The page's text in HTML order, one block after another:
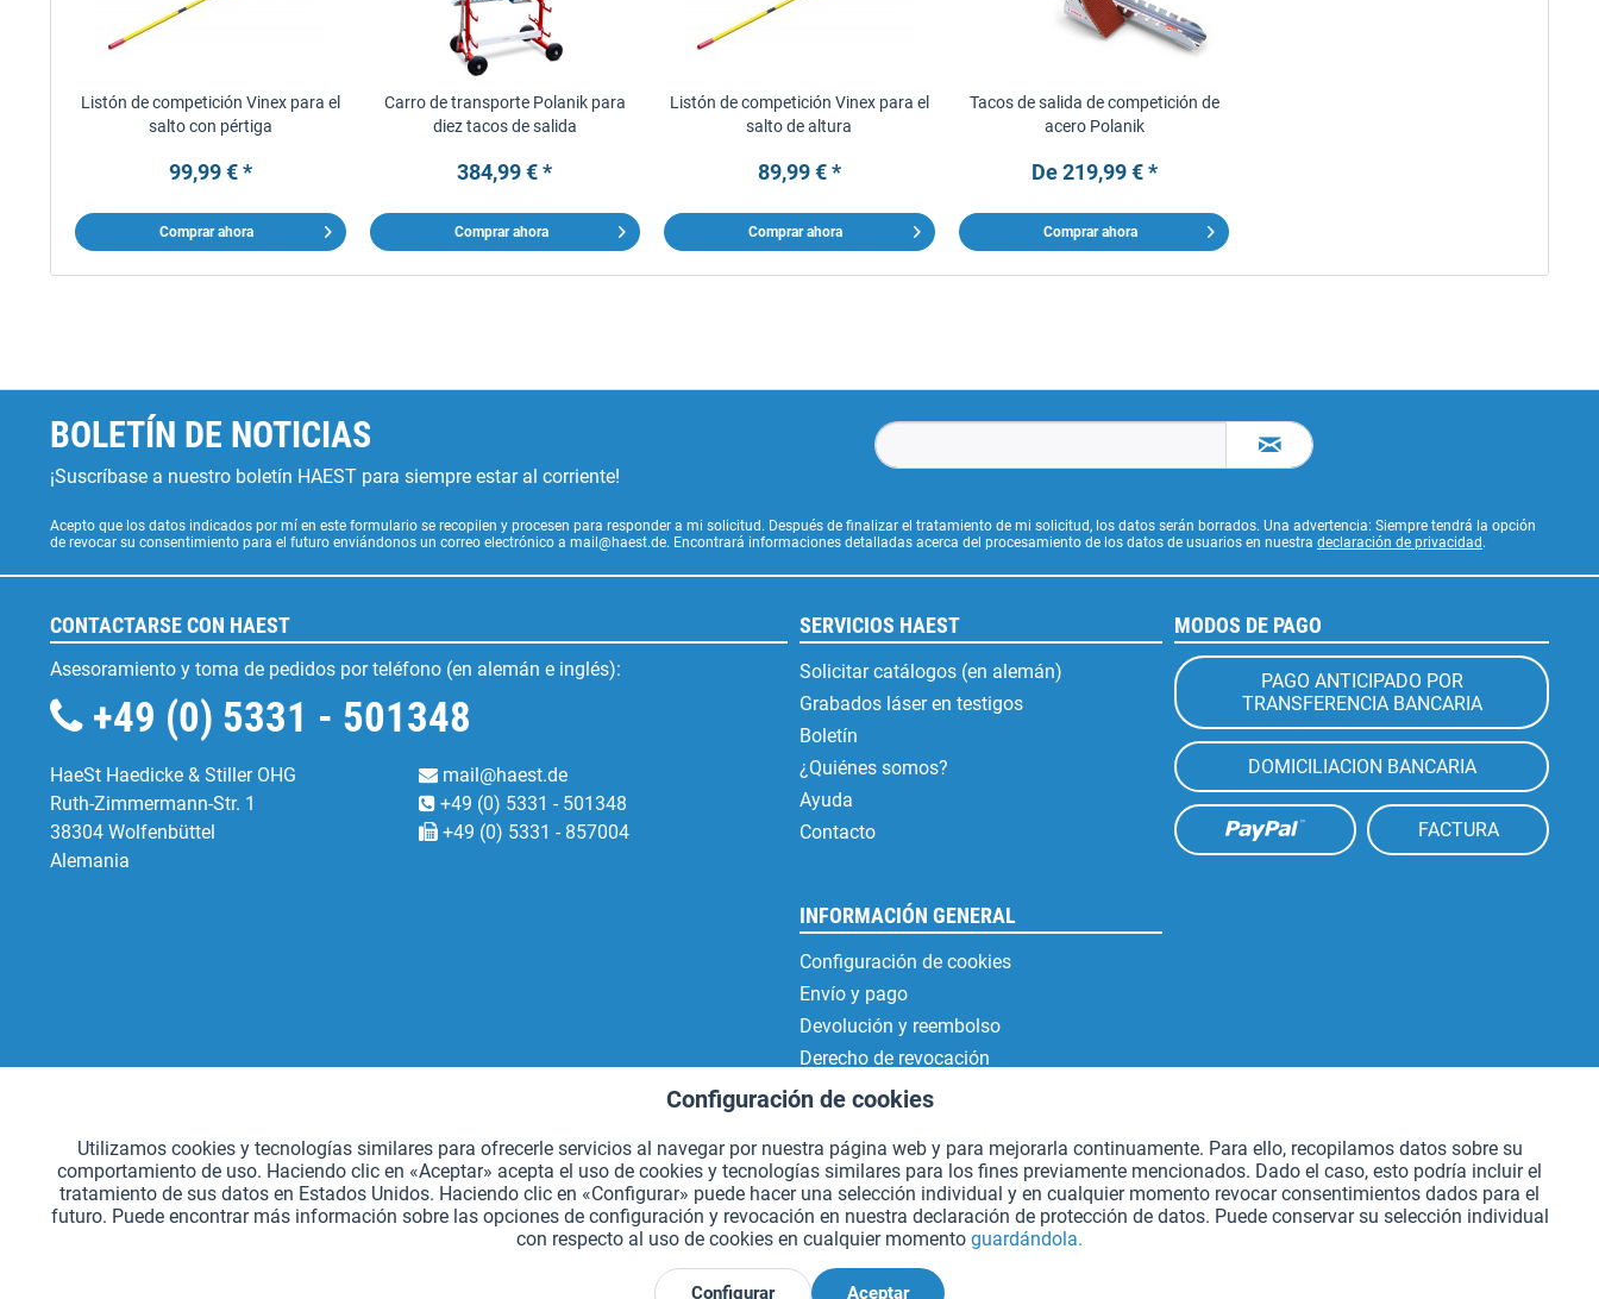
Listón de competición Vinex para el
salto con pértiga
99,99 € *
Comprar ahora
Carro de transporte Polanik para
diez tacos de salida
384,99 € *
Comprar ahora
Listón de competición Vinex para el
salto de altura
89,99 € *
Comprar ahora
Tacos de salida de competición de
acero Polanik
De 219,99 € *
Comprar ahora
BOLETÍN DE NOTICIAS
¡Suscríbase a nuestro boletín HAEST para siempre estar al corriente!
Acepto que los datos indicados por mí en este formulario se recopilen y procesen para responder a mi solicitud. Después de finalizar el tratamiento de mi solicitud, los datos serán borrados. Una advertencia: Siempre tendrá la opción
de revocar su consentimiento para el futuro enviándonos un correo electrónico a mail@haest.de. Encontrará informaciones detalladas acerca del procesamiento de los datos de usuarios en nuestra declaración de privacidad .
CONTACTARSE CON HAEST
Asesoramiento y toma de pedidos por teléfono (en alemán e inglés):
+49 (0) 5331 - 501348
HaeSt Haedicke & Stiller OHG
Ruth-Zimmermann-Str. 1
38304 Wolfenbüttel
Alemania
mail@haest.de
+49 (0) 5331 - 501348
+49 (0) 5331 - 857004
SERVICIOS HAEST
Solicitar catálogos (en alemán)
Grabados láser en testigos
Boletín
¿Quiénes somos?
Ayuda
Contacto
INFORMACIÓN GENERAL
Configuración de cookies
Envío y pago
Devolución y reembolso
Derecho de revocación
Protección de datos
Aviso legal
MODOS DE PAGO
PAGO ANTICIPADO POR
TRANSFERENCIA BANCARIA
DOMICILIACION BANCARIA
FACTURA
*Todos los precios incluyen IVA. Se añaden los gastos de envío.
Seguimiento Aktiv
Configuración de cookies
Utilizamos cookies y tecnologías similares para ofrecerle servicios al navegar por nuestra página web y para mejorarla continuamente. Para ello, recopilamos datos sobre su
comportamiento de uso. Haciendo clic en «Aceptar» acepta el uso de cookies y tecnologías similares para los fines previamente mencionados. Dado el caso, esto podría incluir el
tratamiento de sus datos en Estados Unidos. Haciendo clic en «Configurar» puede hacer una selección individual y en cualquier momento revocar consentimientos dados para el
futuro. Puede encontrar más información sobre las opciones de configuración y revocación en nuestra declaración de protección de datos. Puede conservar su selección individual
con respecto al uso de cookies en cualquier momento guardándola.
Configurar Aceptar